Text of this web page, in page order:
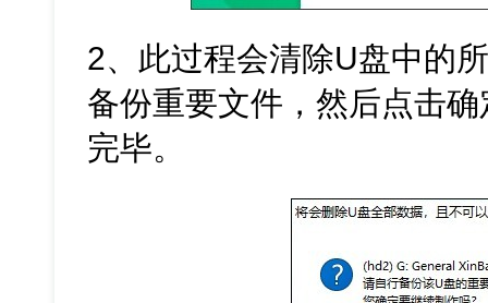
2、此过程会清除U盘中的
备份重要文件，然后点击
完毕。